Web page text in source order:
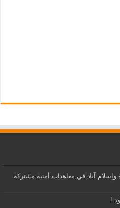
آباد في معاهدات أمنية مشتركة
!